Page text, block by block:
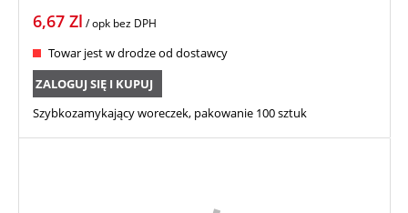
6,67 Zl / opk bez DPH
Towar jest w drodze od dostawcy
ZALOGUJ SIĘ I KUPUJ
Szybkozamykający woreczek, pakowanie 100 sztuk